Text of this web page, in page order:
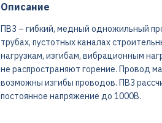
Описание
ПВ3 – гибкий, медный одножильный
трубах, пустотных каналах
нагрузкам, изгибам, вибрационным
не распространяют горение. Провод
возможны изгибы проводов. ПВ3
постоянное напряжение до 1000В.